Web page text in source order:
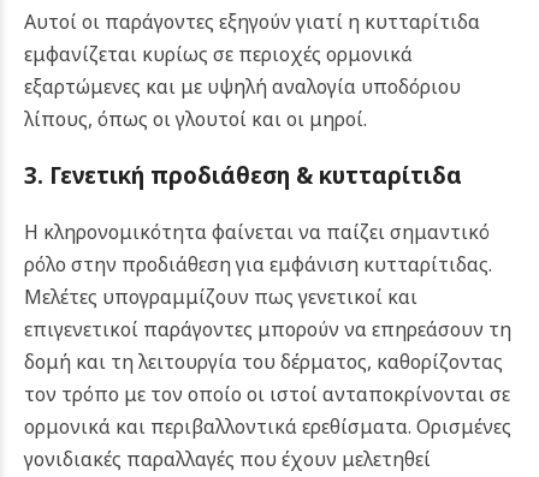
Αυτοί οι παράγοντες εξηγούν γιατί η κυτταρίτιδα
εμφανίζεται κυρίως σε περιοχές ορμονικά
εξαρτώμενες και με υψηλή αναλογία υποδόριου
λίπους, όπως οι γλουτοί και οι μηροί.
3. Γενετική προδιάθεση & κυτταρίτιδα
Η κληρονομικότητα φαίνεται να παίζει σημαντικό
ρόλο στην προδιάθεση για εμφάνιση κυτταρίτιδας.
Μελέτες υπογραμμίζουν πως γενετικοί και
επιγενετικοί παράγοντες μπορούν να επηρεάσουν τη
δομή και τη λειτουργία του δέρματος, καθορίζοντας
τον τρόπο με τον οποίο οι ιστοί ανταποκρίνονται σε
ορμονικά και περιβαλλοντικά ερεθίσματα. Ορισμένες
γονιδιακές παραλλαγές που έχουν μελετηθεί